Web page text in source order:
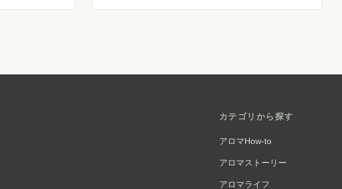
カテゴリから探す
アロマHow-to
アロマストーリー
アロマライフ